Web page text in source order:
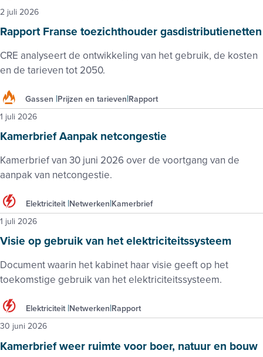
Rapport Franse toezichthouder gasdistributienetten
CRE analyseert de ontwikkeling van het gebruik, de kosten
en de tarieven tot 2050.
2 juli 2026
Gassen Prijzen en tarieven Rapport
Kamerbrief Aanpak netcongestie
Kamerbrief van 30 juni 2026 over de voortgang van de
aanpak van netcongestie.
1 juli 2026
Elektriciteit Netwerken Kamerbrief
Visie op gebruik van het elektriciteitssysteem
Document waarin het kabinet haar visie geeft op het
toekomstige gebruik van het elektriciteitssysteem.
1 juli 2026
Elektriciteit Netwerken Rapport
Kamerbrief weer ruimte voor boer, natuur en bouw
30 juni 2026